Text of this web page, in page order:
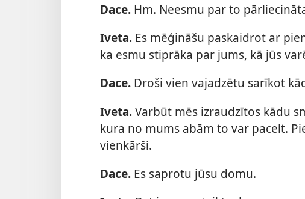
Dace. Hm. Neesmu par to
Iveta. Es mēģināšu paskaidrot ar
ka esmu stiprāka par jums, kā jūs
Dace. Droši vien vajadzētu sarīkot
Iveta.Varbūt mēs izraudzītos kādu
kura no mums abām to var pacelt.
vienkārši.
Dace. Es saprotu jūsu domu.